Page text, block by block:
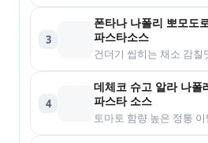
3
폰타나 나폴리 뽀모도
파스타소스
건더기 씹히는 채소 감칠
4
데체코 슈고 알라 나폴
파스타 소스
토마토 함량 높은 정통